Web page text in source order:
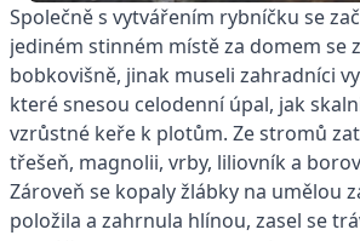
Společně s vytvářením rybníčku se
jediném stinném místě za domem se
bobkovišně, jinak museli zahradníci
které snesou celodenní úpal, jak
vzrůstné keře k plotům. Ze stromů
třešeň, magnolii, vrby, liliovník a
Zároveň se kopaly žlábky na umělou
položila a zahrnula hlínou, zasel se